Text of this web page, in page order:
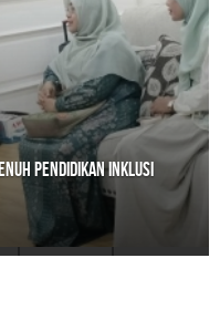
Pendidikan Inklusi